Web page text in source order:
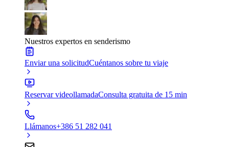
Nuestros expertos en senderismo
Enviar una solicitudCuéntanos sobre tu viaje
Reservar videollamadaConsulta gratuita de 15 min
Llámanos+386 51 282 041